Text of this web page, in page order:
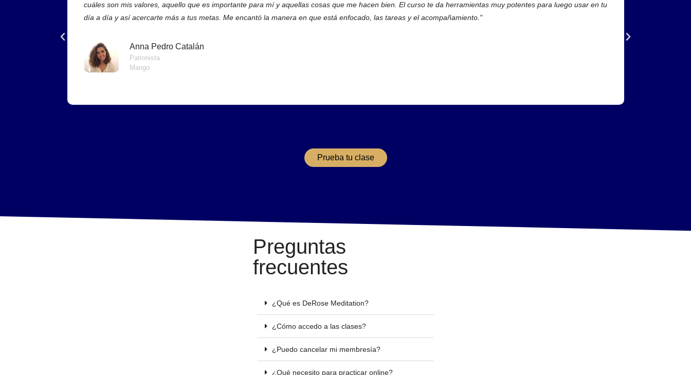
cuáles son mis valores, aquello que es importante para mí y aquellas cosas que me hacen bien. El curso te da herramientas muy potentes para luego usar en tu
día a día y así acercarte más a tus metas. Me encantó la manera en que está enfocado, las tareas y el acompañamiento."
Anna Pedro Catalán
Patronista
Mango
Prueba tu clase
Preguntas
frecuentes
¿Qué es DeRose Meditation?
¿Cómo accedo a las clases?
¿Puedo cancelar mi membresía?
¿Qué necesito para practicar online?